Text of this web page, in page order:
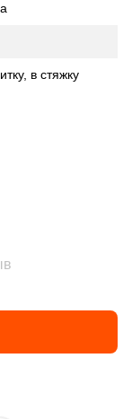
в стяжку